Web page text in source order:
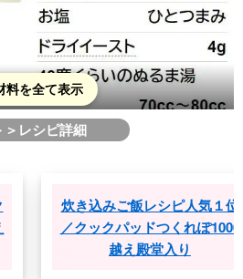
料を全て表示
＞レシピ詳細
炊き込みご飯レシピ人気１位
／クックパッドつくれぽ1000
越え殿堂入り